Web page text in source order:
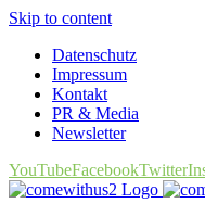
Skip to content
Datenschutz
Impressum
Kontakt
PR & Media
Newsletter
YouTubeFacebookTwitter